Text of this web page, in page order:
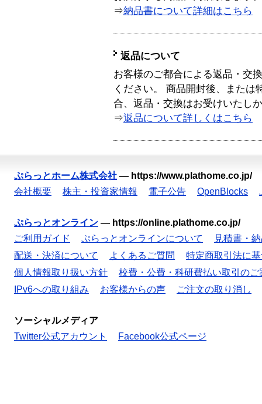
⇒納品書について詳細はこちら
返品について
お客様のご都合による返品・交
ください。 商品開封後、または
合、返品・交換はお受けいたし
⇒返品について詳しくはこちら
ぷらっとホーム株式会社 — https://www.plathome.co.jp/
会社概要
株主・投資家情報 電子公告 OpenBlocks
ぷらっとオンライン — https://online.plathome.co.jp/
ご利用ガイド
ぷらっとオンラインについて
見積書・
配送・決済について
よくあるご質問
特定商取引法に
個人情報取り扱い方針
校費・公費・科研費払い取引のご
IPv6への取り組み
お客様からの声 ご注文の取り消し
ソーシャルメディア
Twitter公式アカウント
Facebook公式ページ